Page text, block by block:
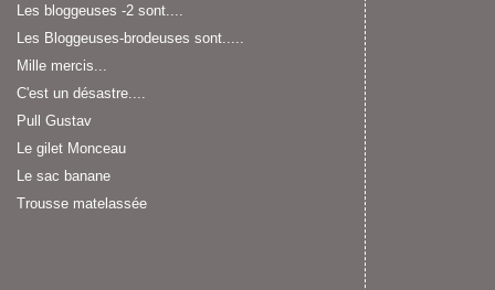
Les bloggeuses -2 sont....
Les Bloggeuses-brodeuses sont.....
Mille mercis...
C'est un désastre....
Pull Gustav
Le gilet Monceau
Le sac banane
Trousse matelassée